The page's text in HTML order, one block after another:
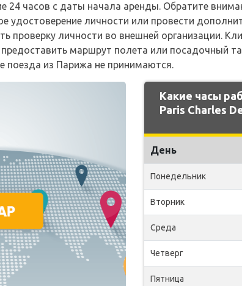
24 часов с даты начала аренды. Обратите
удостоверение личности или провести
проверку личности во внешней организации.
маршрут полета или посадочный
поезда из Парижа не принимаются.
Какие часы
Paris Charles
День
Понедельник
Вторник
Среда
Четверг
Пятница